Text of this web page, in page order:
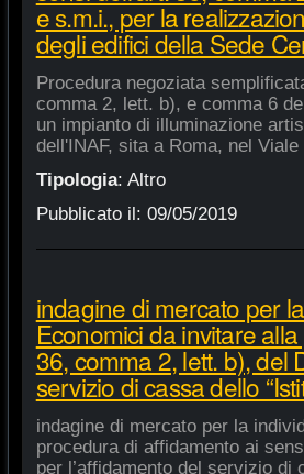
e s.m.i., per la
degli edifici della Sede
Procedura negoziata
comma 2, lett. b), e comma 6
un impianto di illuminazione
dell'INAF, sita a Roma, nel
Tipologia: Altro
Pubblicato il: 09/05/2019
indagine di mercato per
Economici da invitare
36, comma 2, lett. b), del
servizio di cassa dello
indagine di mercato per la
procedura di affidamento ai
per l’affidamento del servizio